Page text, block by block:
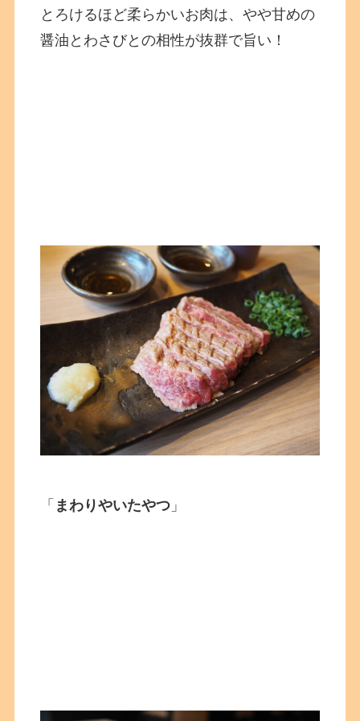
とろけるほど柔らかいお肉は、やや甘めの
醤油とわさびとの相性が抜群で旨い！
「 まわりやいたやつ 」